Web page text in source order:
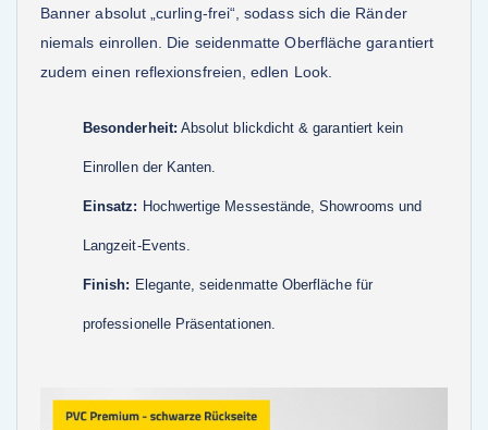
Banner absolut „curling-frei“, sodass sich die Ränder
niemals einrollen. Die seidenmatte Oberfläche garantiert
zudem einen reflexionsfreien, edlen Look.
Besonderheit: Absolut blickdicht & garantiert kein
Einrollen der Kanten.
Einsatz: Hochwertige Messestände, Showrooms und
Langzeit-Events.
Finish: Elegante, seidenmatte Oberfläche für
professionelle Präsentationen.